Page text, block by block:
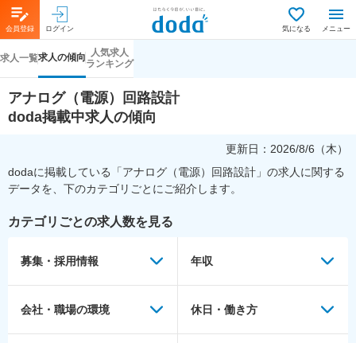
会員登録 ログイン 気になる メニュー
求人一覧求人の傾向 人気求人
ランキング
アナログ（電源）回路設計
doda掲載中求人の傾向
更新日： 2026/8/6（木）
dodaに掲載している「アナログ（電源）回路設計 」の求人に関する
データを、下のカテゴリごとにご紹介します。
カテゴリごとの求人数を見る
募集・採用情報 年収
会社・職場の環境 休日・働き方